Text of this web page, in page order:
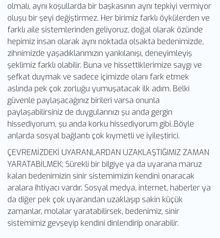
olmalı, aynı koşullarda bir başkasının aynı tepkiyi vermiyor
oluşu bir şeyi değiştirmez. Her birimiz farklı öykülerden ve
farklı aile sistemlerinden geliyoruz, doğal olarak özünde
hepimiz insan olarak aynı noktada olsakta bedenimizde,
zihnimizde yaşadıklarımızın yankılanışı, deneyimleyiş
şeklimiz farklı olabilir. Buna ve hissettiklerimize saygı ve
şefkat duymak ve sadece içimizde olanı fark etmek
aslında pek çok zorluğu yumuşatacak ilk adım. Belki
güvenle paylaşacağınız birileri varsa onunla
paylaşabilirsiniz de duygularınızı şu anda gergin
hissediyorum, şu anda korku hissediyorum gibi..Böyle
anlarda sosyal bağlantı çok kıymetli ve iyileştirici.
ÇEVREMİZDEKİ UYARANLARDAN UZAKLAŞTIĞIMIZ ZAMAN
YARATABİLMEK; Sürekli bir bilgiye ya da uyarana maruz
kalan bedenimizin sinir sistemimizin kendini onaracak
aralara ihtiyacı vardır. Sosyal medya, internet, haberler ya
da diğer pek çok uyarandan uzaklaşıp sakin küçük
zamanlar, molalar yaratabilirsek, bedenimiz, sinir
sistemimiz gevşeyip kendini dinlendirip onarabilir.